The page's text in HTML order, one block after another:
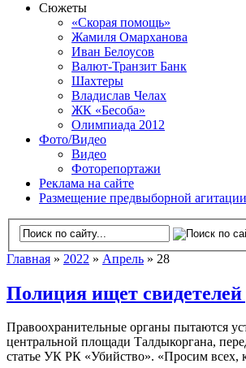
Сюжеты
«Скорая помощь»
Жамиля Омарханова
Иван Белоусов
Валют-Транзит Банк
Шахтеры
Владислав Челах
ЖК «Бесоба»
Олимпиада 2012
Фото/Видео
Видео
Фоторепортажи
Реклама на сайте
Размещение предвыборной агитации
Главная » 2022 » Апрель » 28
Полиция ищет свидетелей
Правоохранительные органы пытаются
центральной площади Талдыкоргана,
статье УК РК «Убийство». «Просим всех,